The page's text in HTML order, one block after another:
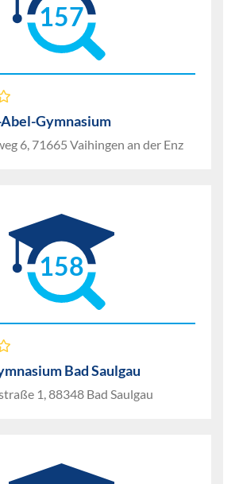
157
Gymnasium
6, 71665 Vaihingen an der Enz
158
Bad Saulgau
1, 88348 Bad Saulgau